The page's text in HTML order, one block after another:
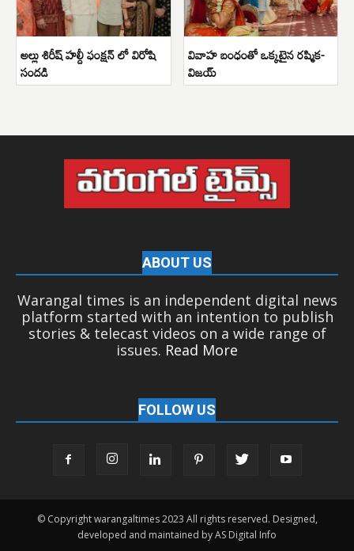
అల్లు శిరీష్ హల్దీ ఫంక్షన్ లో విరోషి
సందడి
వివాహ బంధంతో ఒక్కటైన రష్మిక-
విజయ్
ABOUT US
Warangal times is an independent digital news
platform started with an intention to publish
stories & telecast videos on a wide range of
issues. Read More
FOLLOW US
© Copyright warangaltimes 2023 All rights reserved. Designed,
developed and maintained by AS Digital Info